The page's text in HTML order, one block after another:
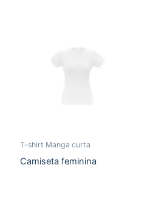
T-shirt Manga curta
Camiseta feminina